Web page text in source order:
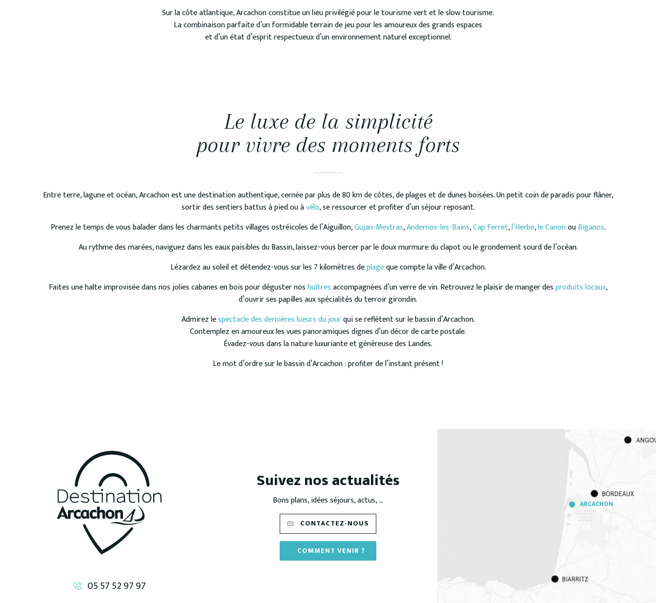
Sur la côte atlantique, Arcachon constitue un lieu privilégié pour le tourisme vert et le slow tourisme.
La combinaison parfaite d’un formidable terrain de jeu pour les amoureux des grands espaces
et d’un état d’esprit respectueux d’un environnement naturel exceptionnel.
Le luxe de la simplicité
pour vivre des moments forts
Entre terre, lagune et océan, Arcachon est une destination authentique, cernée par plus de 80 km de côtes, de plages et de dunes boisées. Un petit coin de paradis pour flâner,
sortir des sentiers battus à pied ou àvélo, se ressourcer et profiter d’un séjour reposant.
Prenez le temps de vous balader dans les charmants petits villages ostréicoles de l’Aiguillon,Gujan-Mestras,Andernos-les-Bains,Cap Ferret,l’Herbe,le CanonouBiganos.
Au rythme des marées, naviguez dans les eaux paisibles du Bassin, laissez-vous bercer par le doux murmure du clapot ou le grondement sourd de l’océan.
Lézardez au soleil et détendez-vous sur les 7 kilomètres deplageque compte la ville d’Arcachon.
Faites une halte improvisée dans nos jolies cabanes en bois pour déguster noshuîtresaccompagnées d’un verre de vin. Retrouvez le plaisir de manger desproduits locaux,
d’ouvrir ses papilles aux spécialités du terroir girondin.
Admirez lespectacle des dernières lueurs du jourqui se reflètent sur le bassin d’Arcachon.
Contemplez en amoureux les vues panoramiques dignes d’un décor de carte postale.
Évadez-vous dans la nature luxuriante et généreuse des Landes.
Le mot d’ordre sur le bassin d’Arcachon : profiter de l’instant présent !
05 57 52 97 97
Suivez nos actualités
Bons plans, idées séjours, actus, ...
CONTACTEZ-NOUS
COMMENT VENIR ?
ARCACHON